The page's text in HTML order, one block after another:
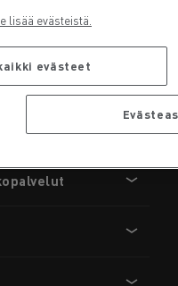
copyright 2026 Renault Trucks
lisää evästeistä.
evästeet